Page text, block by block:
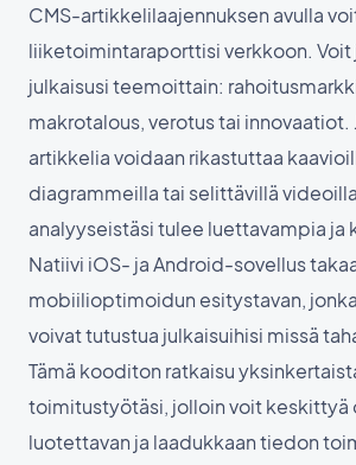
CMS-artikkelilaajennuksen avulla
liiketoimintaraporttisi verkkoon. Voit
julkaisusi teemoittain:
makrotalous, verotus tai innovaatiot.
artikkelia voidaan rikastuttaa
diagrammeilla tai selittävillä
analyyseistäsi tulee luettavampia ja
Natiivi iOS- ja Android-sovellus
mobiilioptimoidun esitystavan,
voivat tutustua julkaisuihisi missä
Tämä kooditon ratkaisu
toimitustyötäsi, jolloin voit keskittyä
luotettavan ja laadukkaan tiedon